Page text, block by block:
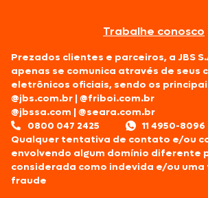
Trabalhe conosco
Prezados clientes e parceiros, a JBS
apenas se comunica através de seus
eletrônicos oficiais, sendo os
@jbs.com.br |@friboi.com.br
@jbssa.com |@seara.com.br
0800 047 2425
11 4950-8096
Qualquer tentativa de contato e/ou
envolvendo algum domínio diferente
considerada como indevida e/ou
fraude